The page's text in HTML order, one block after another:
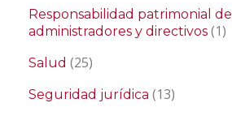
Responsabilidad patrimonial de
administradores y directivos (1)
Salud (25)
Seguridad jurídica (13)